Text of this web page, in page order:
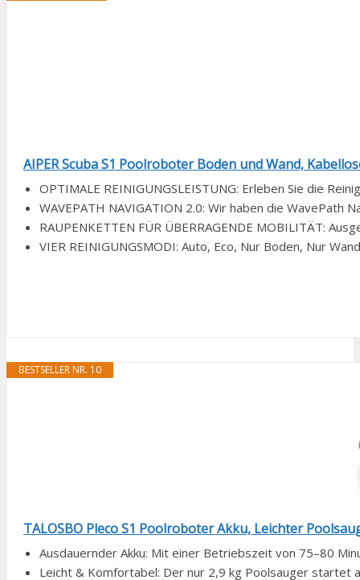
AIPER Scuba S1 Poolroboter Boden und Wand,
OPTIMALE REINIGUNGSLEISTUNG: Erleben Sie die
WAVEPATH NAVIGATION 2.0: Wir haben die WavePath
RAUPENKETTEN FÜR ÜBERRAGENDE MOBILITÄT:
VIER REINIGUNGSMODI: Auto, Eco, Nur Boden, Nur
BESTSELLER NR. 10
TALOSBO Pleco S1 Poolroboter Akku, Leichter
Ausdauernder Akku: Mit einer Betriebszeit von 75–80
Leicht & Komfortabel: Der nur 2,9 kg Poolsauger startet